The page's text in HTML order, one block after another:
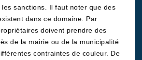
sanctions. Il faut noter que des
dans ce domaine. Par
doivent prendre des
de la mairie ou de la municipalité
contraintes de couleur. De